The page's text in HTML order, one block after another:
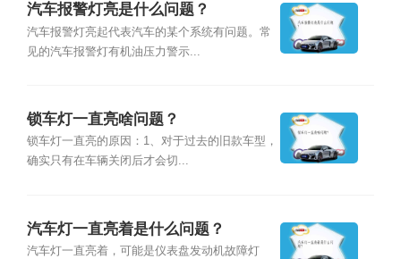
汽车报警灯亮是什么问题？
汽车报警灯亮起代表汽车的某个系统有问题。常
见的汽车报警灯有机油压力警示...
锁车灯一直亮啥问题？
锁车灯一直亮的原因：1、对于过去的旧款车型，
确实只有在车辆关闭后才会切...
汽车灯一直亮着是什么问题？
汽车灯一直亮着，可能是仪表盘发动机故障灯